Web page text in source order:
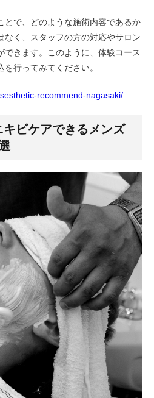
とで、どのような施術内容であるか
なく、スタッフの方の対応やサロン
できます。このように、体験コース
行ってみてください。
recommend-nagasaki/
ビケアできるメンズ